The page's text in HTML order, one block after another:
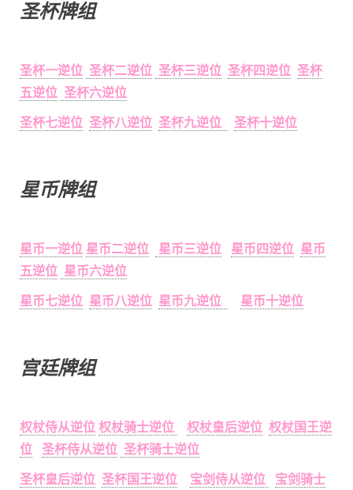
圣杯牌组
圣杯一逆位 圣杯二逆位 圣杯三逆位 圣杯四逆位 圣杯
五逆位 圣杯六逆位
圣杯七逆位 圣杯八逆位 圣杯九逆位 圣杯十逆位
星币牌组
星币一逆位 星币二逆位 星币三逆位 星币四逆位 星币
五逆位 星币六逆位
星币七逆位 星币八逆位 星币九逆位 星币十逆位
宫廷牌组
权杖侍从逆位 权杖骑士逆位 权杖皇后逆位 权杖国王逆
位
圣杯侍从逆位 圣杯骑士逆位
圣杯皇后逆位 圣杯国王逆位 宝剑侍从逆位
宝剑骑士